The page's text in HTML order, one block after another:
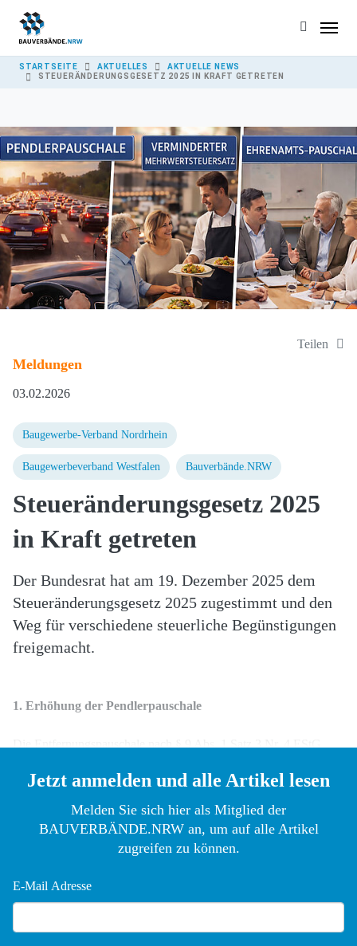
YOU ARE HERE:
STARTSEITE AKTUELLES
AKTUELLE NEWS
STEUERÄNDERUNGSGESETZ 2025 IN KRAFT GETRETEN
Teilen
Meldungen
03.02.2026
Baugewerbe-Verband Nordrhein
Baugewerbeverband Westfalen Bauverbände.NRW
Steueränderungsgesetz 2025
in Kraft getreten
Der Bundesrat hat am 19. Dezember 2025 dem
Steueränderungsgesetz 2025 zugestimmt und den
Weg für verschiedene steuerliche Begünstigungen
freigemacht.
1. Erhöhung der Pendlerpauschale
Jetzt anmelden und alle Artikel lesen
Melden Sie sich hier als Mitglied der
BAUVERBÄNDE.NRW an, um auf alle Artikel
zugreifen zu können.
E-Mail Adresse